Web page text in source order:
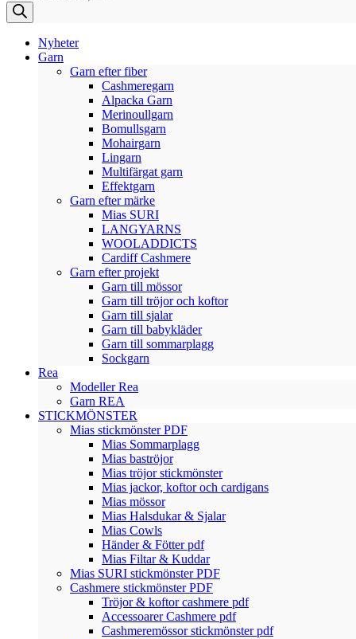
Nyheter
Garn
Garn efter fiber
Cashmeregarn
Alpacka Garn
Merinoullgarn
Bomullsgarn
Mohairgarn
Lingarn
Multifärgat garn
Effektgarn
Garn efter märke
Mias SURI
LANGYARNS
WOOLADDICTS
Cardiff Cashmere
Garn efter projekt
Garn till mössor
Garn till tröjor och koftor
Garn till sjalar
Garn till babykläder
Garn till sommarplagg
Sockgarn
Rea
Modeller Rea
Garn REA
STICKMÖNSTER
Mias stickmönster PDF
Mias Sommarplagg
Mias baströjor
Mias tröjor stickmönster
Mias jackor, koftor och cardigans
Mias mössor
Mias Halsdukar & Sjalar
Mias Cowls
Händer & Fötter pdf
Mias Filtar & Kuddar
Mias SURI stickmönster PDF
Cashmere stickmönster PDF
Tröjor & koftor cashmere pdf
Accessoarer Cashmere pdf
Cashmeremössor stickmönster pdf